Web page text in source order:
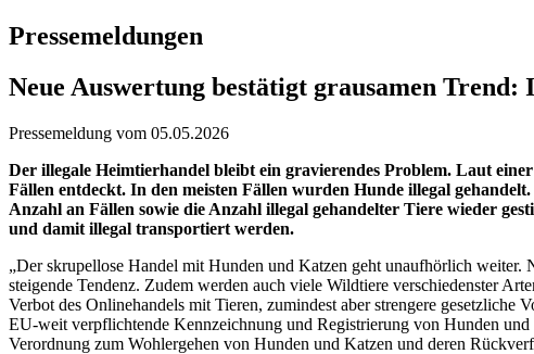
Pressemeldungen
Neue Auswertung bestätigt grausamen
Pressemeldung vom 05.05.2026
Der illegale Heimtierhandel bleibt ein gravierendes Problem. Laut
Fällen entdeckt. In den meisten Fällen wurden Hunde illegal
Anzahl an Fällen sowie die Anzahl illegal gehandelter Tiere wieder
und damit illegal transportiert werden.
„Der skrupellose Handel mit Hunden und Katzen geht unaufhörlich weiter.
steigende Tendenz. Zudem werden auch viele Wildtiere verschiedenster
Verbot des Onlinehandels mit Tieren, zumindest aber strengere
EU-weit verpflichtende Kennzeichnung und Registrierung von Hunden
Verordnung zum Wohlergehen von Hunden und Katzen und deren